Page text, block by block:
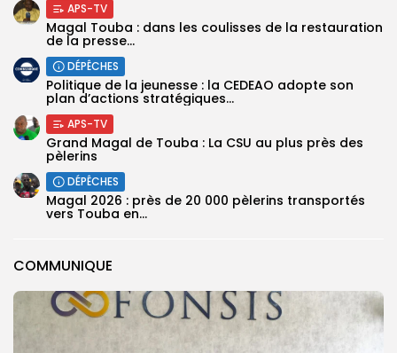
COMMUNIQUE
APS-TV
Magal Touba : dans les coulisses de la restauration
de la presse...
DÉPÊCHES
Politique de la jeunesse : la CEDEAO adopte son
plan d’actions stratégiques...
APS-TV
Grand Magal de Touba : La CSU au plus près des
pèlerins
DÉPÊCHES
Magal 2026 : près de 20 000 pèlerins transportés
vers Touba en...